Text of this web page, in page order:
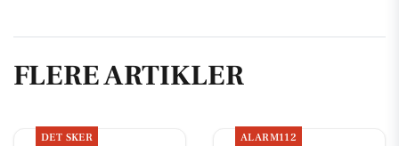
FLERE ARTIKLER
DET SKER ALARM112